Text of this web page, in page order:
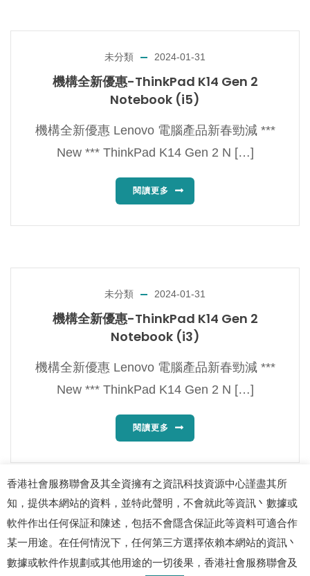
未分類 2024-01-31
機構全新優惠-ThinkPad K14 Gen 2
Notebook (i5)
機構全新優惠 Lenovo 電腦產品新春勁減 ***
New *** ThinkPad K14 Gen 2 N […]
閱讀更多
未分類 2024-01-31
機構全新優惠-ThinkPad K14 Gen 2
Notebook (i3)
機構全新優惠 Lenovo 電腦產品新春勁減 ***
New *** ThinkPad K14 Gen 2 N […]
閱讀更多
1 2 3 ... 5
香港社會服務聯會及其全資擁有之資訊科技資源中心謹盡其所
知，提供本網站的資料，並特此聲明，不會就此等資訊丶數據或
軟件作出任何保証和陳述，包括不會隱含保証此等資料可適合作
某一用途。在任何情況下，任何第三方選擇依賴本網站的資訊丶
數據或軟件作規劃或其他用途的一切後果，香港社會服務聯會及